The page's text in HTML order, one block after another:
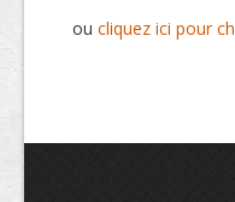
ou cliquez ici pour